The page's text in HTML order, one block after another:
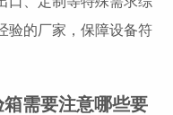
验的厂家，保障设备符
需要注意哪些要